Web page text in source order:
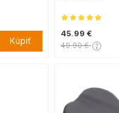
Kúpiť
45.99 €
49.90 €